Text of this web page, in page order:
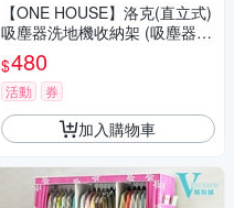
【ONE HOUSE】洛克(直立式)
吸塵器洗地機收納架 (吸塵器
架/吸塵器掛架/吸塵器收納架/吸
塵器充電掛架/直立式吸塵器收
納架)
$480
活動 券
加入購物車